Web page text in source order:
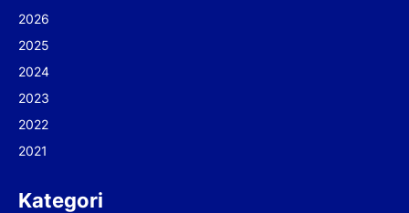
2026
2025
2024
2023
2022
2021
Kategori